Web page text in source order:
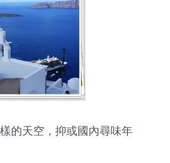
的天空，抑或國內尋味年